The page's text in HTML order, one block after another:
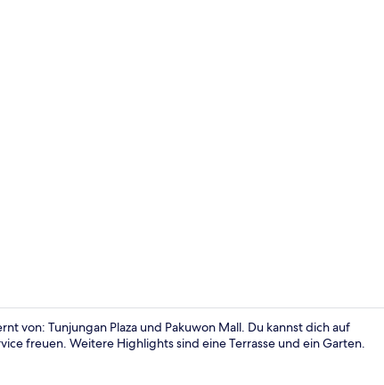
von: Tunjungan Plaza und Pakuwon Mall. Du kannst dich auf
freuen. Weitere Highlights sind eine Terrasse und ein Garten.